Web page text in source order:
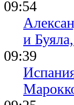
09:54
и
09:39